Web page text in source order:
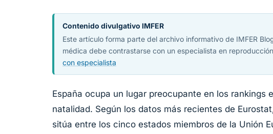
Contenido divulgativo IMFER
Este artículo forma parte del archivo informativo de IMFER
médica debe contrastarse con un especialista en
con especialista
España ocupa un lugar preocupante en los rankings
natalidad. Según los datos más recientes de
sitúa entre los cinco estados miembros de la Unión